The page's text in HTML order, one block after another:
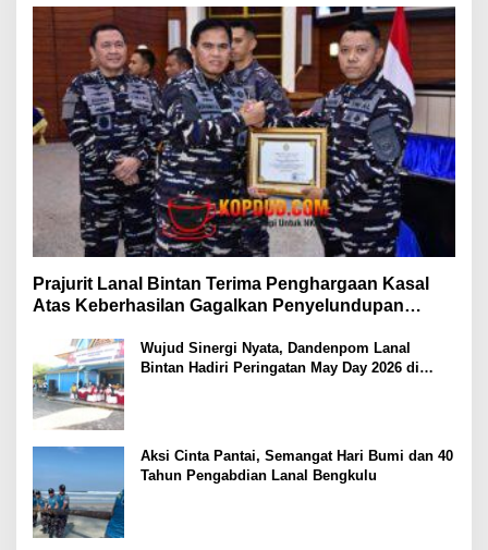
Prajurit Lanal Bintan Terima Penghargaan Kasal
Atas Keberhasilan Gagalkan Penyelundupan
Wujud Sinergi Nyata, Dandenpom Lanal
Bintan Hadiri Peringatan May Day 2026 di
Aksi Cinta Pantai, Semangat Hari Bumi dan 40
Tahun Pengabdian Lanal Bengkulu